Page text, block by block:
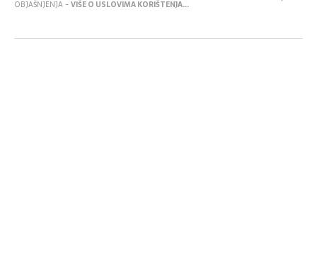
OBJAŠNJENJA -VIŠE O USLOVIMA KORIŠTENJA...